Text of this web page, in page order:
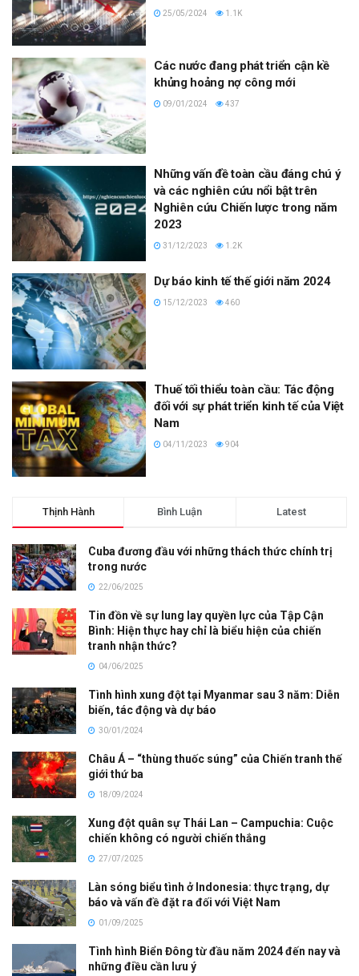
25/05/2024 1.1K
Các nước đang phát triển cận kề
khủng hoảng nợ công mới
09/01/2024 437
Những vấn đề toàn cầu đáng chú ý
và các nghiên cứu nổi bật trên
Nghiên cứu Chiến lược trong năm
2023
31/12/2023 1.2K
Dự báo kinh tế thế giới năm 2024
15/12/2023 460
Thuế tối thiểu toàn cầu: Tác động
đối với sự phát triển kinh tế của Việt
Nam
04/11/2023 904
Thịnh Hành Bình Luận Latest
Cuba đương đầu với những thách thức chính trị
trong nước
22/06/2025
Tin đồn về sự lung lay quyền lực của Tập Cận
Bình: Hiện thực hay chỉ là biểu hiện của chiến
tranh nhận thức?
04/06/2025
Tình hình xung đột tại Myanmar sau 3 năm: Diễn
biến, tác động và dự báo
30/01/2024
Châu Á – “thùng thuốc súng” của Chiến tranh thế
giới thứ ba
18/09/2024
Xung đột quân sự Thái Lan – Campuchia: Cuộc
chiến không có người chiến thắng
27/07/2025
Làn sóng biểu tình ở Indonesia: thực trạng, dự
báo và vấn đề đặt ra đối với Việt Nam
01/09/2025
Tình hình Biển Đông từ đầu năm 2024 đến nay và
những điều cần lưu ý